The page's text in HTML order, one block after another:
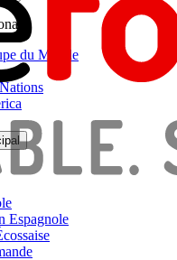
du Monde
Espagnole